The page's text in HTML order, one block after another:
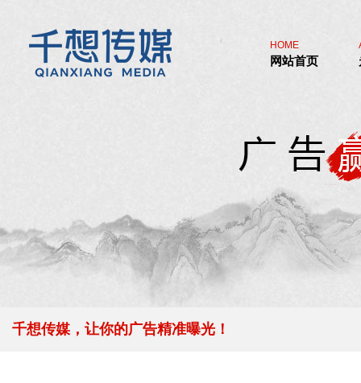
HOME
网站首页
千想传媒，让你的广告精准曝光！